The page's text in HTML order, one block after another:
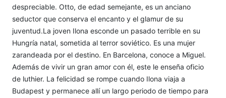
despreciable. Otto, de edad semejante, es un anciano
seductor que conserva el encanto y el glamur de su
juventud.La joven Ilona esconde un pasado terrible en su
Hungría natal, sometida al terror soviético. Es una mujer
zarandeada por el destino. En Barcelona, conoce a Miguel.
Además de vivir un gran amor con él, este le enseña oficio
de luthier. La felicidad se rompe cuando Ilona viaja a
Budapest y permanece allí un largo periodo de tiempo para